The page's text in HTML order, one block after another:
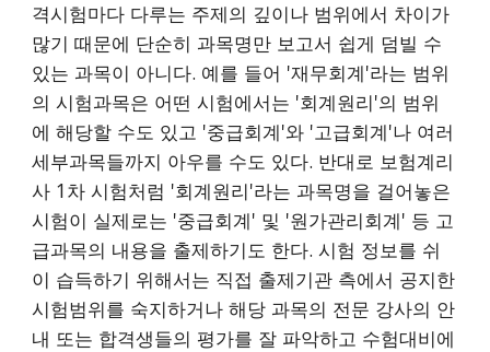
격시험마다 다루는 주제의 깊이나 범위에서 차이가
많기 때문에 단순히 과목명만 보고서 쉽게 덤빌 수
있는 과목이 아니다. 예를 들어 '재무회계'라는 범위
의 시험과목은 어떤 시험에서는 '회계원리'의 범위
에 해당할 수도 있고 '중급회계'와 '고급회계'나 여러
세부과목들까지 아우를 수도 있다. 반대로 보험계리
사 1차 시험처럼 '회계원리'라는 과목명을 걸어놓은
시험이 실제로는 '중급회계' 및 '원가관리회계' 등 고
급과목의 내용을 출제하기도 한다. 시험 정보를 쉬
이 습득하기 위해서는 직접 출제기관 측에서 공지한
시험범위를 숙지하거나 해당 과목의 전문 강사의 안
내 또는 합격생들의 평가를 잘 파악하고 수험대비에